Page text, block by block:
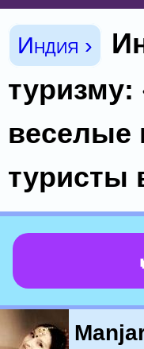
Индия ›
веселые
туристы